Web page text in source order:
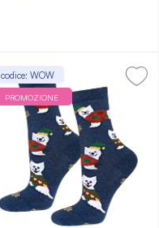
codice: WOW
PROMOZIONE